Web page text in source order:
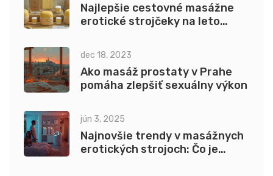
Najlepšie cestovné masážne
erotické strojčeky na leto
dec 18, 2023
Ako masáž prostaty v Prahe
pomáha zlepšiť sexuálny výkon
jún 3, 2025
Najnovšie trendy v masážnych
erotických strojoch: Čo je